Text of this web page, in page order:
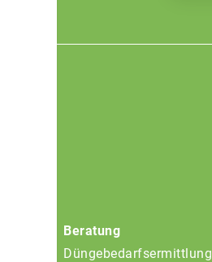
Beratung
Düngebedarfsermittlung